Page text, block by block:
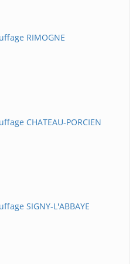
RIMOGNE
CHATEAU-PORCIEN
SIGNY-L'ABBAYE